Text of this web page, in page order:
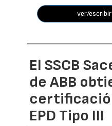
ver/
El SSCB
de ABB
EPD Tipo III